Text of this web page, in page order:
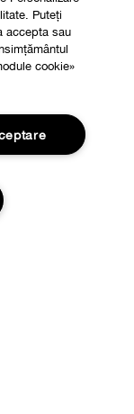
Puteți
accepta sau
cookie»